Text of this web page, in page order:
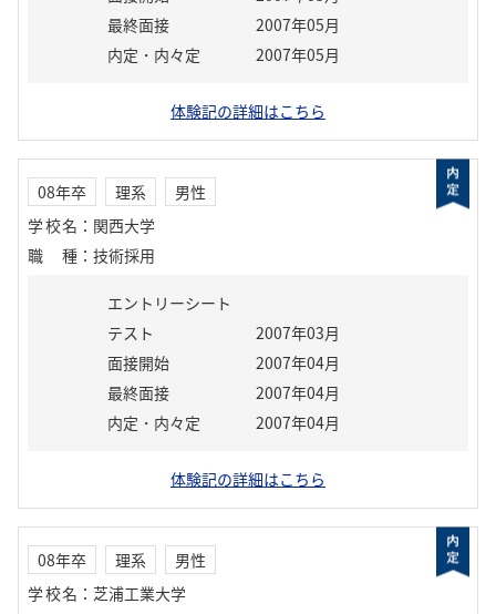
最終面接
2007年05月
内定・内々定
2007年05月
体験記の詳細はこちら
08年卒 理系
男性
学校名 ： 関西大学
職種 ： 技術採用
エントリーシート
テスト
2007年03月
面接開始
2007年04月
最終面接
2007年04月
内定・内々定
2007年04月
体験記の詳細はこちら
08年卒 理系
男性
学校名 ： 芝浦工業大学